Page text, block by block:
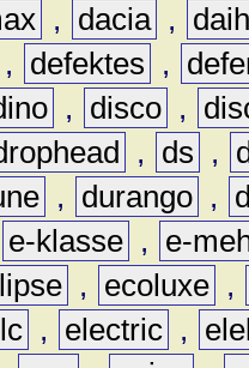
, dacia ,
, defektes ,
, disco ,
, ds ,
, durango ,
e-klasse ,
e-
, ecoluxe ,
, electric ,